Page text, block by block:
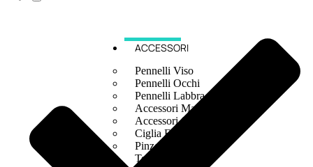
ACCESSORI
Pennelli Viso
Pennelli Occhi
Pennelli Labbra
Accessori Make Up
Accessori Occhi
Ciglia Finte
Pinzette
Temperamatite